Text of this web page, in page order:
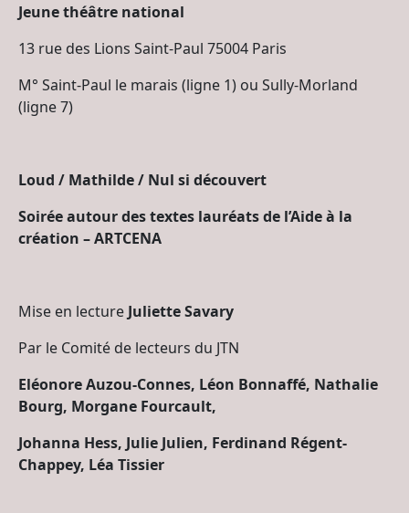
Jeune théâtre national
13 rue des Lions Saint-Paul 75004 Paris
M° Saint-Paul le marais (ligne 1) ou Sully-Morland
(ligne 7)
Loud / Mathilde / Nul si découvert
Soirée autour des textes lauréats de l’Aide à la
création – ARTCENA
Mise en lecture Juliette Savary
Par le Comité de lecteurs du JTN
Eléonore Auzou-Connes, Léon Bonnaffé, Nathalie
Bourg, Morgane Fourcault,
Johanna Hess, Julie Julien, Ferdinand Régent-
Chappey, Léa Tissier